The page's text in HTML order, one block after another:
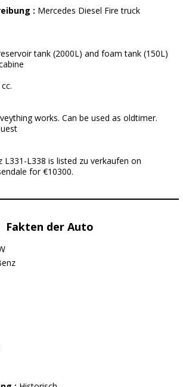
: Mercedes Diesel Fire truck
tank (2000L) and foam tank (150L)
works. Can be used as oldtimer.
L331-L338 is listed zu verkaufen on
for €10300.
Fakten der Auto